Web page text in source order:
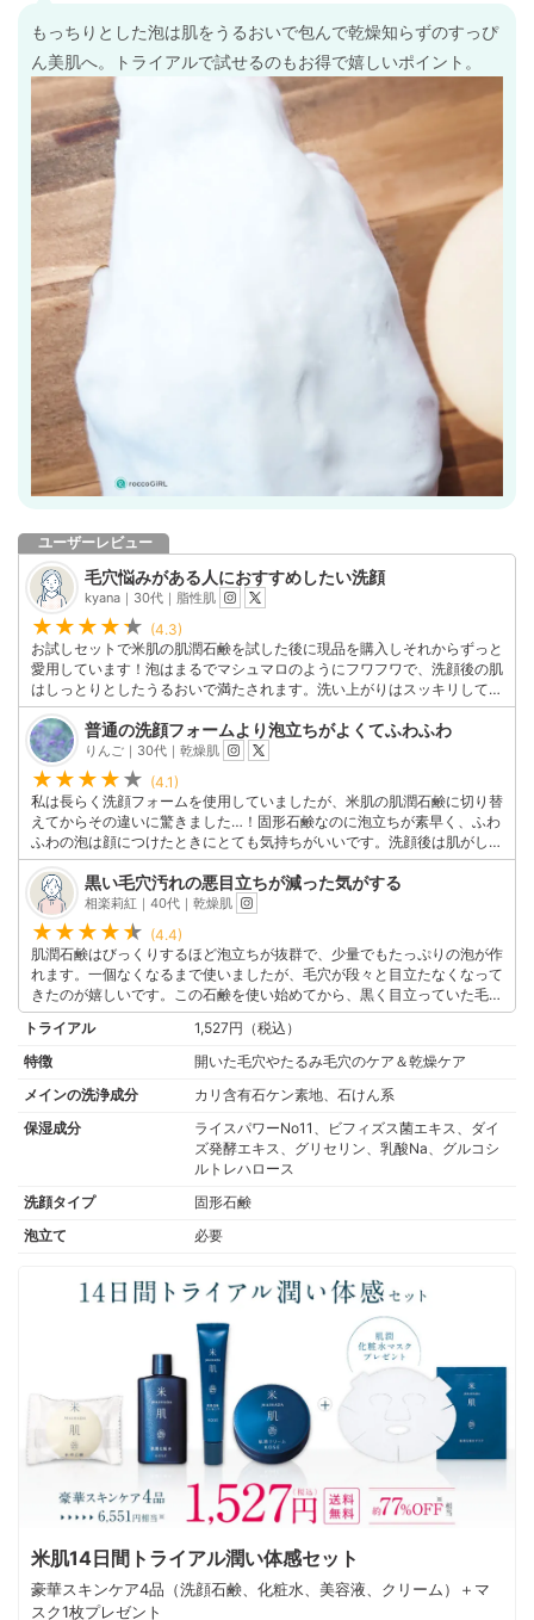
もっちりとした泡は肌をうるおいで包んで乾燥知らずのすっぴ
ん美肌へ。トライアルで試せるのもお得で嬉しいポイント。
ユーザーレビュー
毛穴悩みがある人におすすめしたい洗顔
kyana｜30代｜脂性肌
(4.3)
お試しセットで米肌の肌潤石鹸を試した後に現品を購入しそれからずっと
愛用しています！泡はまるでマシュマロのようにフワフワで、洗顔後の肌
はしっとりとしたうるおいで満たされます。洗い上がりはスッキリして毛
穴周りが引き締まったような感じ。使い続けて結構経ちますが、コスパも
良くてお肌の調子も大満足です。毛穴悩みがある人には是非一度使っても
らいたい商品です！
普通の洗顔フォームより泡立ちがよくてふわふわ
りんご｜30代｜乾燥肌
(4.1)
私は長らく洗顔フォームを使用していましたが、米肌の肌潤石鹸に切り替
えてからその違いに驚きました…！固形石鹸なのに泡立ちが素早く、ふわ
ふわの泡は顔につけたときにとても気持ちがいいです。洗顔後は肌がしっ
とりとうるおって、他の石鹸と比べて肌調子が良くなったように感じま
す。長く使えるのでコスパも優れており、今では家族全員で愛用していま
す。なくなるのが少し早い感じはしますが、そこは石鹸だし仕方ないのか
なと思い保管方法に気をつけています。
黒い毛穴汚れの悪目立ちが減った気がする
相楽莉紅｜40代｜乾燥肌
(4.4)
肌潤石鹸はびっくりするほど泡立ちが抜群で、少量でもたっぷりの泡が作
れます。一個なくなるまで使いましたが、毛穴が段々と目立たなくなって
きたのが嬉しいです。この石鹸を使い始めてから、黒く目立っていた毛穴
の詰まりや角栓が減少し、肌のトーンも均一になった感じがします（気の
所為かもしれませんが笑）思ったより長期間使えるので、コスパも抜群！
今は2個目を使っていて、もうすぐなくなりそうなのでリピートするか悩
このユーザーの他の口コミを見る
トライアル
1,527円（税込）
特徴
開いた毛穴やたるみ毛穴のケア＆乾燥ケア
メインの洗浄成分
カリ含有石ケン素地、石けん系
保湿成分
ライスパワーNo11、ビフィズス菌エキス、ダイ
ズ発酵エキス、グリセリン、乳酸Na、グルコシ
ルトレハロース
洗顔タイプ
固形石鹸
泡立て
必要
米肌14日間トライアル潤い体感セット
豪華スキンケア4品（洗顔石鹸、化粧水、美容液、クリーム）＋マ
スク1枚プレゼント